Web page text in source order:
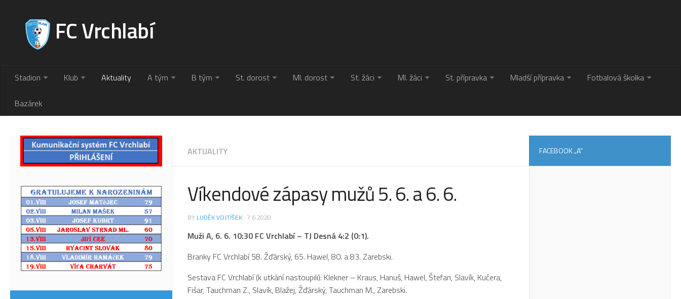
FC Vrchlabí
Stadion Klub Aktuality A tým B tým St. dorost Ml. dorost St. žáci Ml. žáci St. přípravka Mladší přípravka Fotbalová školka
Bazárek
AKTUALITY
Víkendové zápasy mužů 5. 6. a 6. 6.
BY LUDĚK VOJTÍŠEK · 7.6.2020
Muži A, 6. 6. 10:30 FC Vrchlabí – TJ Desná 4:2 (0:1).
Branky FC Vrchlabí 58. Žďárský, 65. Hawel, 80. a 83. Zarebski.
Sestava FC Vrchlabí (k utkání nastoupili): Klekner – Kraus, Hanuš, Hawel, Štefan, Slavík, Kučera,
Fišar, Tauchman Z., Slavík, Blažej, Žďárský, Tauchman M., Zarebski.
FACEBOOK „A“